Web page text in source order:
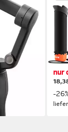
ab
nur
-